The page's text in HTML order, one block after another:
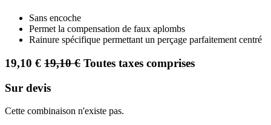
Sans encoche
Permet la compensation de faux aplombs
Rainure spécifique permettant un perçage parfaitement centré
19,10 € 19,10€ Toutes taxes comprises
Sur devis
Cette combinaison n'existe pas.